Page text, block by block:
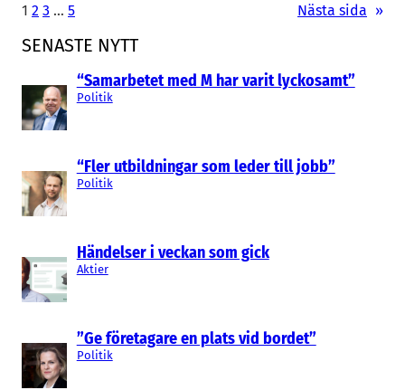
SENASTE NYTT
“Samarbetet med M har varit lyckosamt”
Politik
“Fler utbildningar som leder till jobb”
Politik
Händelser i veckan som gick
Aktier
”Ge företagare en plats vid bordet”
Politik
1 2 3 … 5 Nästa sida »